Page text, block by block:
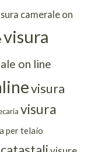
camerale on
visura
on line
visura
visura
per telaio